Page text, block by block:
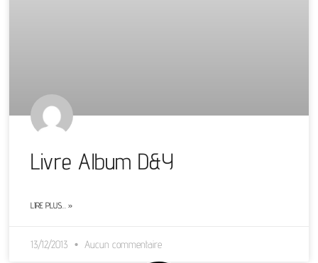
Livre Album D&Y
LIRE PLUS… »
13/12/2013 Aucun commentaire